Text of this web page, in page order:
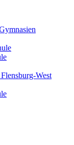
West